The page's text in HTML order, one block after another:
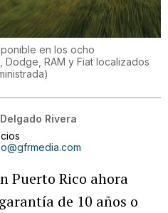
en los ocho
RAM y Fiat localizados
)
Rivera
Puerto Rico ahora
de 10 años o